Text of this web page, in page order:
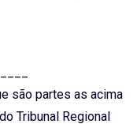
são partes as acima
Tribunal Regional